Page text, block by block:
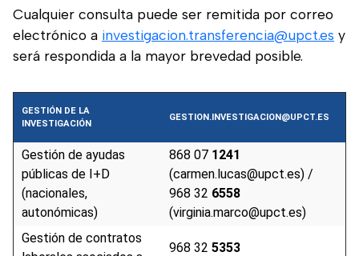
Cualquier consulta puede ser remitida por correo
electrónico a investigacion.transferencia@upct.es y
será respondida a la mayor brevedad posible.
GESTIÓN DE LA
INVESTIGACIÓN
GESTION.INVESTIGACION@UPCT.ES
Gestión de ayudas
públicas de I+D
(nacionales,
autonómicas)
868 07 1241
(carmen.lucas@upct.es) /
968 32 6558
(virginia.marco@upct.es)
Gestión de contratos
968 32 5353